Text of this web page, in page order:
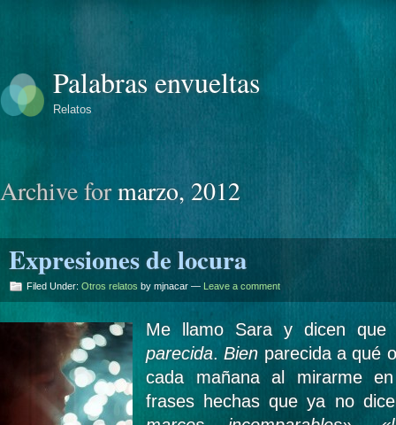
Palabras envueltas
Relatos
Archive formarzo, 2012
Expresiones de locura
Filed Under: Otros relatos by mjnacar — Leave a comment
Me llamo Sara y dicen
parecida.Bien parecida a qué
cada mañana al mirarme
frases hechas que ya no